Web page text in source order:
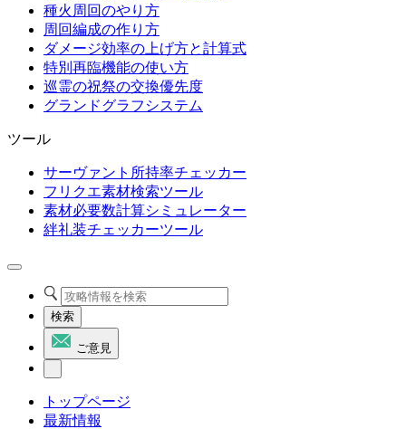
種火周回のやり方
周回編成の作り方
ダメージ効率の上げ方と計算式
特別再臨機能の使い方
巡霊の祝祭の交換優先度
グランドグラフシステム
ツール
サーヴァント所持率チェッカー
フリクエ素材検索ツール
素材必要数計算シミュレーター
絆礼装チェッカーツール
検索
ご意見
トップページ
最新情報